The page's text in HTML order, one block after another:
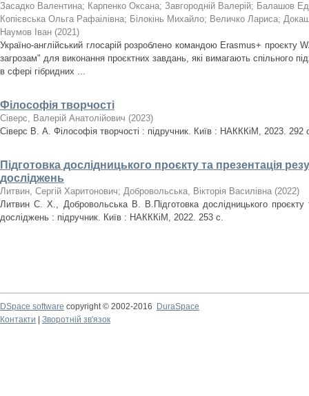
Засадко Валентина; Карпенко Оксана; Завгородній Валерій; Балашов
Копієвська Ольга Рафаілівна; Білокінь Михайло; Величко Лариса;
Наумов Іван (2021)
Україно-англійський глосарій розроблено командою Erasmus+ проєкту
загрозам" для виконання проєктних завдань, які вимагають спільного
в сфері гібридних ...
Філософія творчості
Сіверс, Валерій Анатолійович (2023)
Сіверс В. А. Філософія творчості : підручник. Київ : НАКККіМ, 2023. 292
Підготовка дослідницького проєкту та презентація
досліджень
Литвин, Сергій Харитонович; Добровольська, Вікторія Василівна (2022)
Литвин С. Х., Добровольська В. В.Підготовка дослідницького проєкту
досліджень : підручник. Київ : НАКККіМ, 2022. 253 с.
DSpace software copyright © 2002-2016
DuraSpace
Контакти
Зворотній зв'язок